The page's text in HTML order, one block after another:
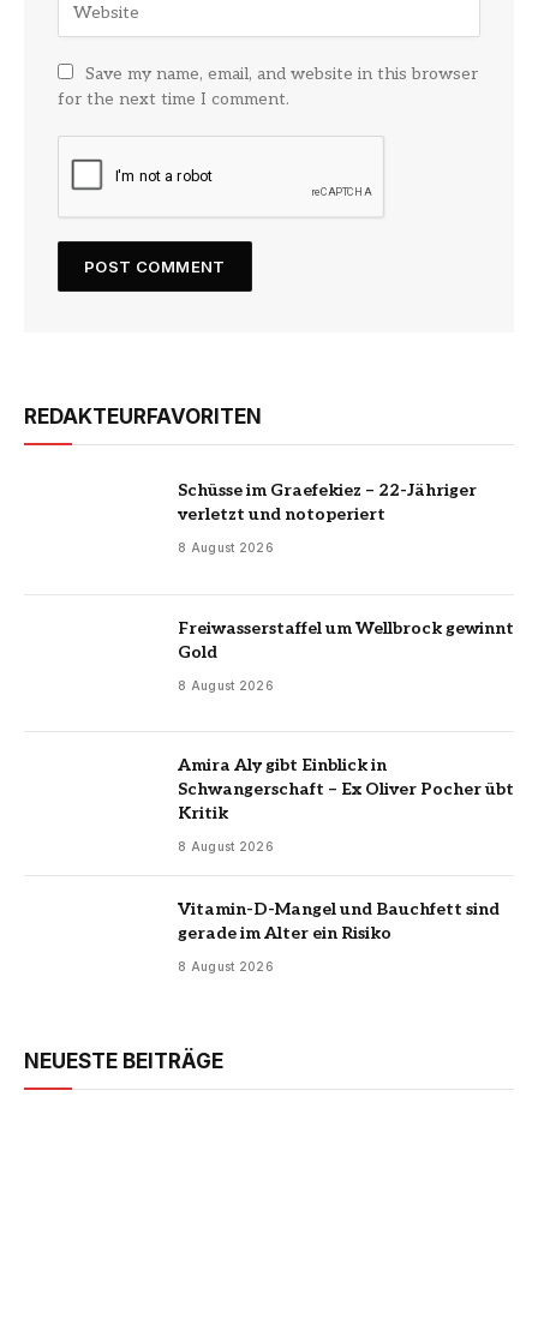
Save my name, email, and website in this browser
for the next time I comment.
REDAKTEURFAVORITEN
Schüsse im Graefekiez – 22-Jähriger
verletzt und notoperiert
8 August 2026
Freiwasserstaffel um Wellbrock gewinnt
Gold
8 August 2026
Amira Aly gibt Einblick in
Schwangerschaft – Ex Oliver Pocher übt
Kritik
8 August 2026
Vitamin-D-Mangel und Bauchfett sind
gerade im Alter ein Risiko
8 August 2026
NEUESTE BEITRÄGE